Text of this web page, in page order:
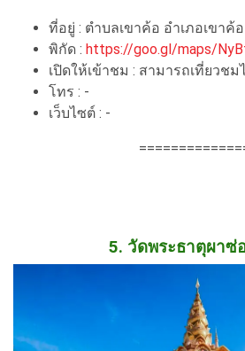
ที่อยู่ : ตำบลเขาค้อ อำเภอเขาค้
พิกัด : https://goo.gl/maps/
เปิดให้เข้าชม : สามารถเที่ยวช
โทร : -
เว็บไซต์ : -
5. วัดพระธาตุผาซ่